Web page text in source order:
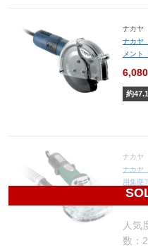
ナカヤ
ナカヤ
メント
6,080
約
ナカヤ
ナカヤ
用集塵
5,865
人気
数：2